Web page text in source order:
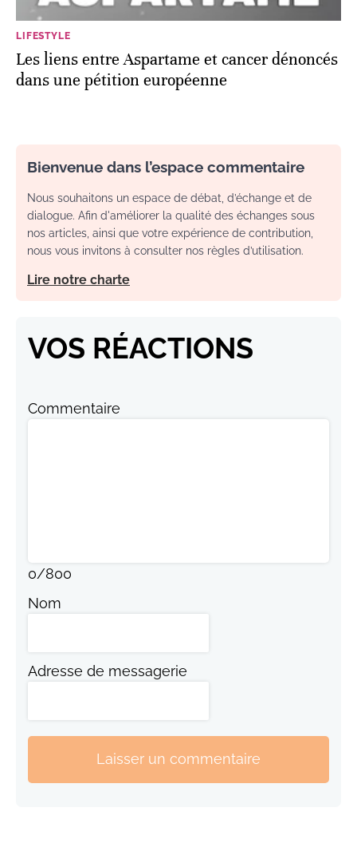
LIFESTYLE
Les liens entre Aspartame et cancer dénoncés
dans une pétition européenne
Bienvenue dans l’espace commentaire
Nous souhaitons un espace de débat, d’échange et de
dialogue. Afin d'améliorer la qualité des échanges sous
nos articles, ainsi que votre expérience de contribution,
nous vous invitons à consulter nos règles d’utilisation.
Lire notre charte
VOS RÉACTIONS
Commentaire
0/800
Nom
Adresse de messagerie
Laisser un commentaire